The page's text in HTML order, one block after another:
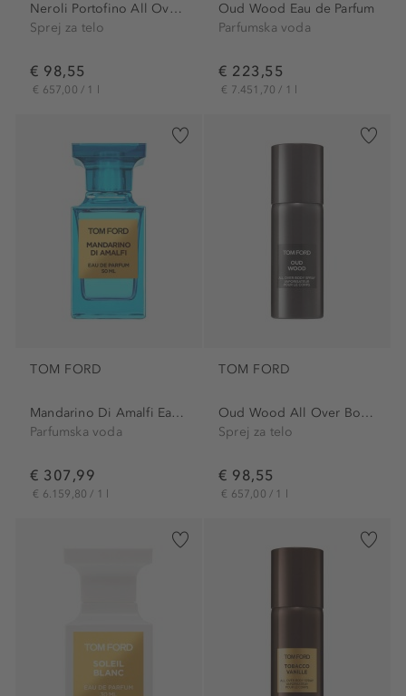
Neroli Portofino All Over...
Sprej za telo
€ 98,55
€ 657,00 / 1 l
Oud Wood Eau de Parfum
Parfumska voda
€ 223,55
€ 7.451,70 / 1 l
TOM FORD
Mandarino Di Amalfi Eau de...
Parfumska voda
€ 307,99
€ 6.159,80 / 1 l
TOM FORD
Oud Wood All Over Body Spray
Sprej za telo
€ 98,55
€ 657,00 / 1 l